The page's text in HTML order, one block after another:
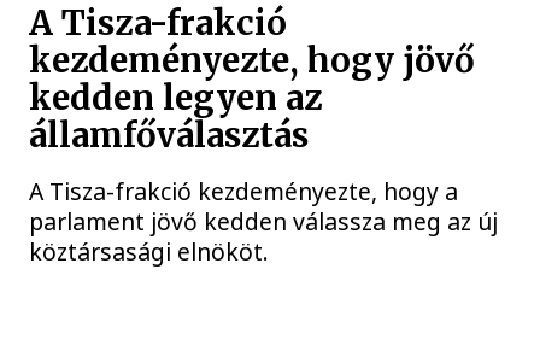
A Tisza-frakció
kezdeményezte, hogy jövő
kedden legyen az
államfőválasztás
A Tisza-frakció kezdeményezte, hogy a
parlament jövő kedden válassza meg az új
köztársasági elnököt.